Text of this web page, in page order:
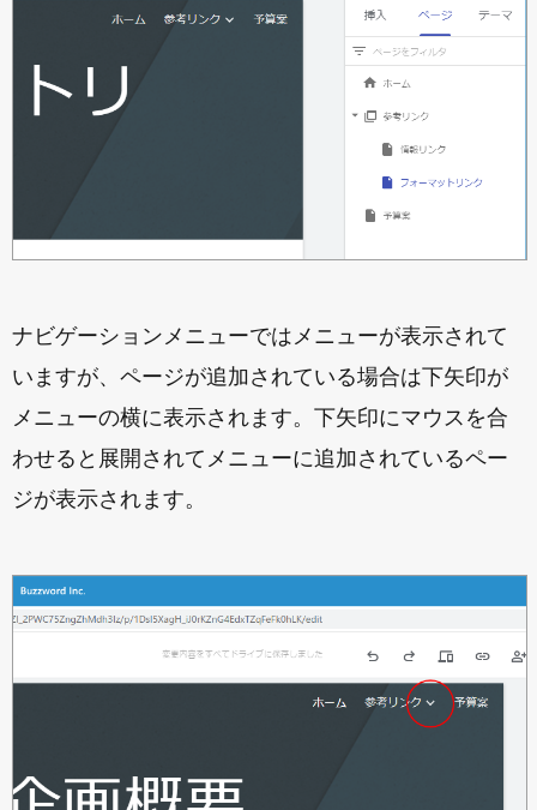
ナビゲーションメニューではメニューが表示されて
いますが、ページが追加されている場合は下矢印が
メニューの横に表示されます。下矢印にマウスを合
わせると展開されてメニューに追加されているペー
ジが表示されます。